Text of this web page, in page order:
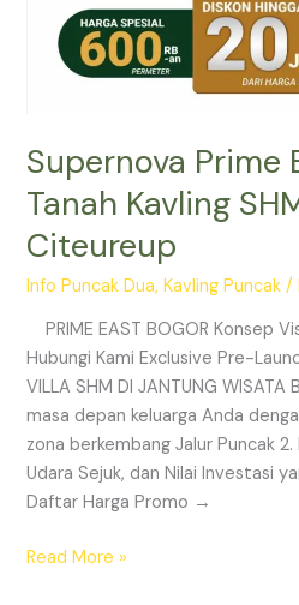
Supernova Prime
Tanah Kavling
Citeureup
Info Puncak Dua,Kavling Puncak /
PRIME EAST BOGOR Konsep
Hubungi Kami Exclusive Pre-
VILLA SHM DI JANTUNG WISATA
masa depan keluarga Anda
zona berkembang Jalur Puncak
Udara Sejuk, dan Nilai Investasi
Daftar Harga Promo →
Read More »